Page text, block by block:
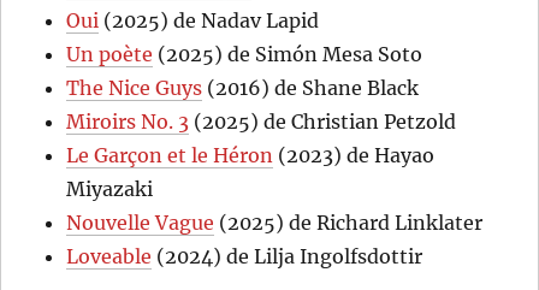
Oui (2025) de Nadav Lapid
Un poète (2025) de Simón Mesa Soto
The Nice Guys (2016) de Shane Black
Miroirs No. 3 (2025) de Christian Petzold
Le Garçon et le Héron (2023) de Hayao
Miyazaki
Nouvelle Vague (2025) de Richard Linklater
Loveable (2024) de Lilja Ingolfsdottir